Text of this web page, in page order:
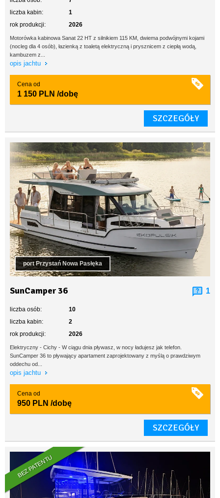
liczba kabin:
1
rok produkcji:
2026
Motorówka kabinowa Sanat 22 HT z silnikiem 115 KM, dwiema podwójnymi kojami
(nocleg dla 4 osób), łazienką z toaletą elektryczną i prysznicem z ciepłą wodą,
kambuzem z...
opis jachtu
Cena od
1 150 PLN /dobę
SZCZEGÓŁY
port Przystań Nowa Pasłęka
SunCamper 36 1
liczba osób:
10
liczba kabin:
2
rok produkcji:
2026
Elektryczny - Cichy - W ciągu dnia pływasz, w nocy ładujesz jak telefon.
SunCamper 36 to pływający apartament zaprojektowany z myślą o prawdziwym
oddechu od...
opis jachtu
Cena od
950 PLN /dobę
SZCZEGÓŁY
BEZ PATENTU